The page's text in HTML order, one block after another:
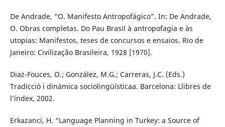
De Andrade, “O. Manifesto Antropofágico”. In: De Andrade,
O. Obras completas. Do Pau Brasil à antropofagia e às
utopias: Manifestos, teses de concursos e ensaios. Rio de
Janeiro: Civilização Brasileira, 1928 [1970].
Diaz-Fouces, O.; González, M.G.; Carreras, J.C. (Eds.)
Tradicció i dinámica sociolingüísticaa. Barcelona: Llibres de
l’índex, 2002.
Erkazanci, H. “Language Planning in Turkey: a Source of